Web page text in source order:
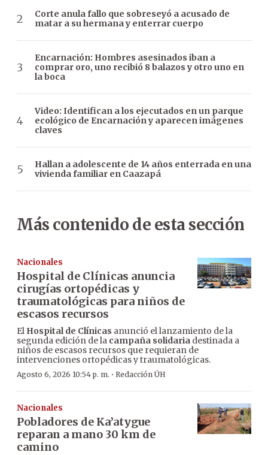
Corte anula fallo que sobreseyó a acusado de
matar a su hermana y enterrar cuerpo
Encarnación: Hombres asesinados iban a
comprar oro, uno recibió 8 balazos y otro uno en
la boca
Video: Identifican a los ejecutados en un parque
ecológico de Encarnación y aparecen imágenes
claves
Hallan a adolescente de 14 años enterrada en una
vivienda familiar en Caazapá
Más contenido de esta sección
Nacionales
Hospital de Clínicas anuncia
cirugías ortopédicas y
traumatológicas para niños de
escasos recursos
El Hospital de Clínicas anunció el lanzamiento de la
segunda edición de la campaña solidaria destinada a
niños de escasos recursos que requieran de
intervenciones ortopédicas y traumatológicas.
Agosto 6, 2026 10:54 p. m. · Redacción ÚH
Nacionales
Pobladores de Ka’atygue
reparan a mano 30 km de
camino